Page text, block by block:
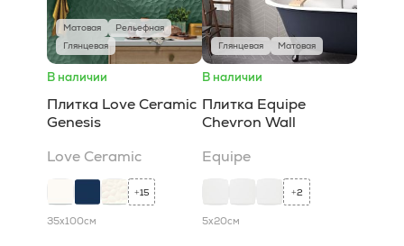
Матовая
Рельефная
Глянцевая
В наличии
Плитка Love Ceramic
Genesis
Love Ceramic
+15
35x100см
Глянцевая Матовая
В наличии
Плитка Equipe
Chevron Wall
Equipe
+2
5x20см